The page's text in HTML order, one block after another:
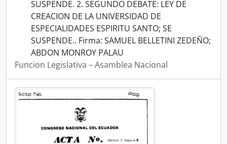
SUSPENDE. 2. SEGUNDO DEBATE: LEY DE
CREACION DE LA UNIVERSIDAD DE
ESPECIALIDADES ESPIRITU SANTO; SE
SUSPENDE.. Firma: SAMUEL BELLETINI ZEDEÑO;
ABDON MONROY PALAU
Funcion Legislativa – Asamblea Nacional